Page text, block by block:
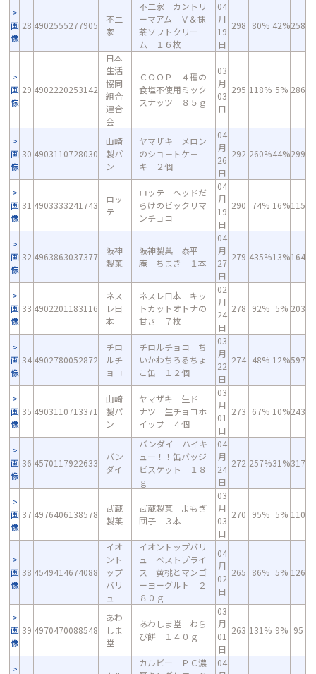
画
像
28 4902555277905
不二
家
不二家 カントリ
ーマアム Ｖ＆抹
茶ソフトクリー
ム １６枚
04
月
19
日
298 80% 42%258
画
像
29 4902220253142
日本
生活
協同
組合
連合
会
ＣＯＯＰ ４種の
食塩不使用ミック
スナッツ ８５ｇ
03
月
03
日
295 118% 5% 286
画
像
30 4903110728030
山崎
製パ
ン
ヤマザキ メロン
のショ－トケ－
キ ２個
04
月
26
日
292 260%44%299
画
像
31 4903333241743
ロッ
テ
ロッテ ヘッドだ
らけのビックリマ
ンチョコ
04
月
19
日
290 74% 16%115
画
像
32 4963863037377
阪神
製菓
阪神製菓 泰平
庵 ちまき １本
04
月
27
日
279 435%13%164
画
像
33 4902201183116
ネス
レ日
本
ネスレ日本 キッ
トカットオトナの
甘さ ７枚
02
月
24
日
278 92% 5% 203
画
像
34 4902780052872
チロ
ルチ
ョコ
チロルチョコ ち
いかわちろるちょ
こ缶 １２個
03
月
22
日
274 48% 12%597
画
像
35 4903110713371
山崎
製パ
ン
ヤマザキ 生ド－
ナツ 生チョコホ
イップ ４個
03
月
01
日
273 67% 10%243
画
像
36 4570117922633
バン
ダイ
バンダイ ハイキ
ュー！！缶バッジ
ビスケット １８
ｇ
04
月
24
日
272 257%31%317
画
像
37 4976406138578
武蔵
製菓
武蔵製菓 よもぎ
団子 ３本
03
月
03
日
270 95% 5% 110
画
像
38 4549414674088
イオ
ント
ップ
バリ
ュ
イオントップバリ
ュ ベストプライ
ス 黄桃とマンゴ
ーヨーグルト ２
８０ｇ
04
月
02
日
265 86% 5% 126
画
像
39 4970470088548
あわ
しま
堂
あわしま堂 わら
び餅 １４０ｇ
03
月
01
日
263 131% 9% 95
カルビー ＰＣ濃
04